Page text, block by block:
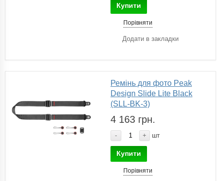
Купити
Порівняти
Додати в закладки
Ремінь для фото Peak
Design Slide Lite Black
(SLL-BK-3)
4 163 грн.
- + шт
Купити
Порівняти